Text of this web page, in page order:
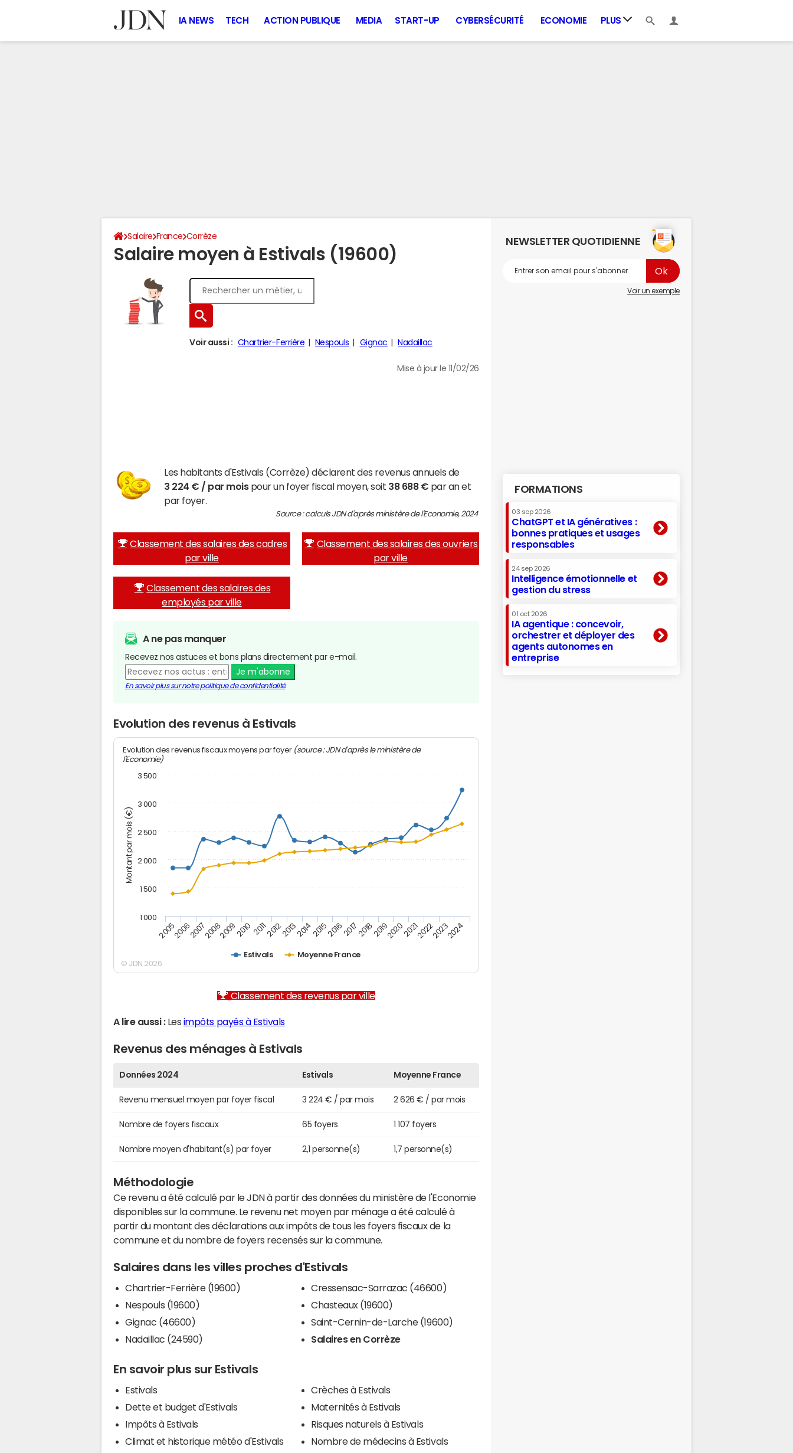
IA NEWS TECH ACTION PUBLIQUE MEDIA START-UP CYBERSÉCURITÉ ECONOMIE PLUS
Salaire France Corrèze
Salaire moyen à Estivals (19600)
Voir aussi : Chartrier-Ferrière Nespouls Gignac Nadaillac
Mise à jour le 11/02/26
Les habitants d'Estivals (Corrèze) déclarent des revenus annuels de
3 224 € / par moispour un foyer fiscal moyen, soit 38 688 € par an et
par foyer.
Source : calculs JDN d'après ministère de l'Economie, 2024
Classement des salaires des cadres
par ville
Classement des salaires des ouvriers
par ville
Classement des salaires des
employés par ville
A ne pas manquer
Recevez nos astuces et bons plans directement par e-mail.
Je m'abonne
En savoir plus sur notre politique de confidentialité
Evolution des revenus à Estivals
Montant par mois (€)
Evolution des revenus fiscaux moyens par foyer (source : JDN d'après le ministère de
l'Economie)
Estivals Moyenne France
200520062007200820092010 20112012201320142015201620172018201920202021202220232024
1 000
1 500
2 000
2 500
3 000
3 500
© JDN 2026
Classement des revenus par ville
A lire aussi :Les impôts payés à Estivals
Revenus des ménages à Estivals
Données 2024 Estivals Moyenne France
Revenu mensuel moyen par foyer fiscal 3 224 € / par mois 2 626 € / par mois
Nombre de foyers fiscaux 65 foyers 1 107 foyers
Nombre moyen d'habitant(s) par foyer 2,1 personne(s) 1,7 personne(s)
Méthodologie
Ce revenu a été calculé par le JDN à partir des données du ministère de l'Economie
disponibles sur la commune. Le revenu net moyen par ménage a été calculé à
partir du montant des déclarations aux impôts de tous les foyers fiscaux de la
commune et du nombre de foyers recensés sur la commune.
Salaires dans les villes proches d'Estivals
Chartrier-Ferrière (19600)
Nespouls (19600)
Gignac (46600)
Nadaillac (24590)
Cressensac-Sarrazac (46600)
Chasteaux (19600)
Saint-Cernin-de-Larche (19600)
Salaires en Corrèze
En savoir plus sur Estivals
Estivals
Dette et budget d'Estivals
Impôts à Estivals
Climat et historique météo d'Estivals
Crèches à Estivals
Maternités à Estivals
Risques naturels à Estivals
Nombre de médecins à Estivals
NEWSLETTER QUOTIDIENNE
Voir un exemple
FORMATIONS
03 sep 2026
ChatGPT et IA génératives :
bonnes pratiques et usages
responsables
24 sep 2026
Intelligence émotionnelle et
gestion du stress
01 oct 2026
IA agentique : concevoir,
orchestrer et déployer des
agents autonomes en
entreprise